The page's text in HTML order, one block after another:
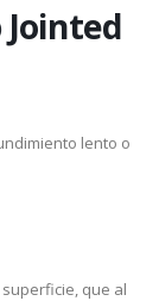
Jointed
lento o
que al